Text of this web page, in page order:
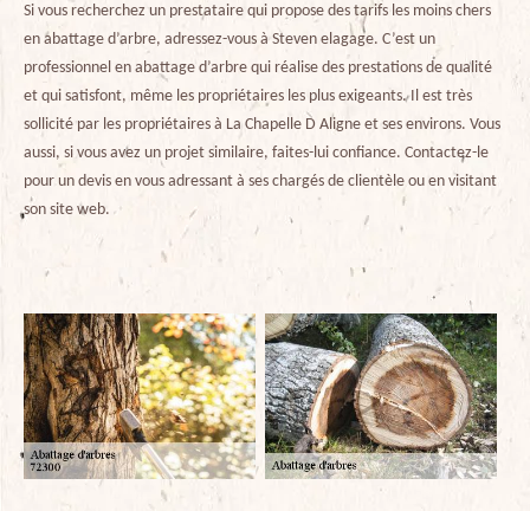
Si vous recherchez un prestataire qui propose des tarifs les moins chers
en abattage d’arbre, adressez-vous à Steven elagage. C’est un
professionnel en abattage d’arbre qui réalise des prestations de qualité
et qui satisfont, même les propriétaires les plus exigeants. Il est très
sollicité par les propriétaires à La Chapelle D Aligne et ses environs. Vous
aussi, si vous avez un projet similaire, faites-lui confiance. Contactez-le
pour un devis en vous adressant à ses chargés de clientèle ou en visitant
son site web.